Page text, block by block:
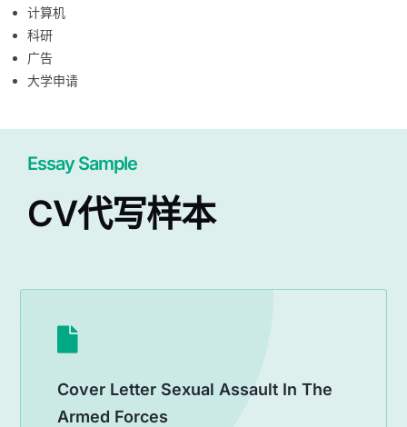
计算机
科研
广告
大学申请
Essay Sample
CV代写样本
Cover Letter Sexual Assault In The
Armed Forces